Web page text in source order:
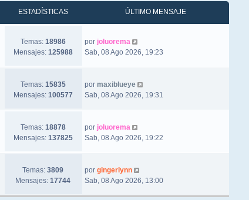
ESTADÍSTICAS ÚLTIMO MENSAJE
Temas: 18986
Mensajes: 125988
por joluorema
Sab, 08 Ago 2026, 19:23
Temas: 15835
Mensajes: 100577
por maxiblueye
Sab, 08 Ago 2026, 19:31
Temas: 18878
Mensajes: 137825
por joluorema
Sab, 08 Ago 2026, 19:22
Temas:3809
Mensajes:17744
por gingerlynn
Sab, 08 Ago 2026, 13:00